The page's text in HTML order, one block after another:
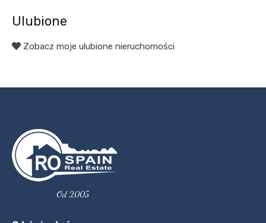
Ulubione
Zobacz moje ulubione nieruchomości
Od 2005